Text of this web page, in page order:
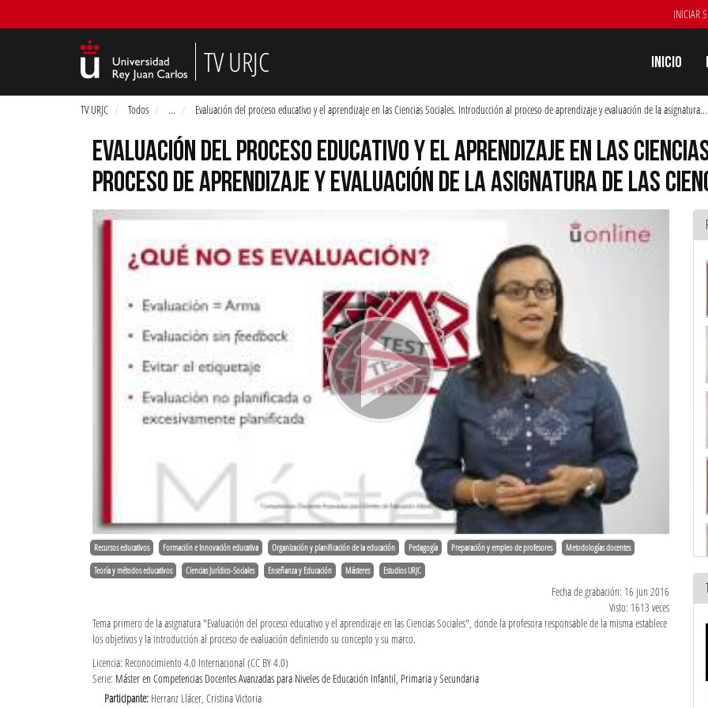
INICIAR
TV URJC Inicio
TV URJC Todos ... Evaluación del proceso educativo y el aprendizaje en las Ciencias Sociales. Introducción al proceso de aprendizaje y evaluación de la asignatura...
EVALUACIÓN DEL PROCESO EDUCATIVO Y EL APRENDIZAJE EN LAS
PROCESO DE APRENDIZAJE Y EVALUACIÓN DE LA ASIGNATURA DE LAS
Recursos educativos Formación e Innovación educativa Organización y planificación de la educación Pedagogía Preparación y empleo de profesores Metodologías docentes
Teoría y métodos educativos Ciencias Jurídico-Sociales Enseñanza y Educación Másteres Estudios URJC
Fecha de grabación: 16 jun 2016
Visto: 1613 veces
Tema primero de la asignatura "Evaluación del proceso educativo y el aprendizaje en las Ciencias Sociales", donde la profesora responsable de la misma establece
los objetivos y la introducción al proceso de evaluación definiendo su concepto y su marco.
Licencia: Reconocimiento 4.0 Internacional (CC BY 4.0)
Serie: Máster en Competencias Docentes Avanzadas para Niveles de Educación Infantil, Primaria y Secundaria
Participante: Herranz Llácer, Cristina Victoria